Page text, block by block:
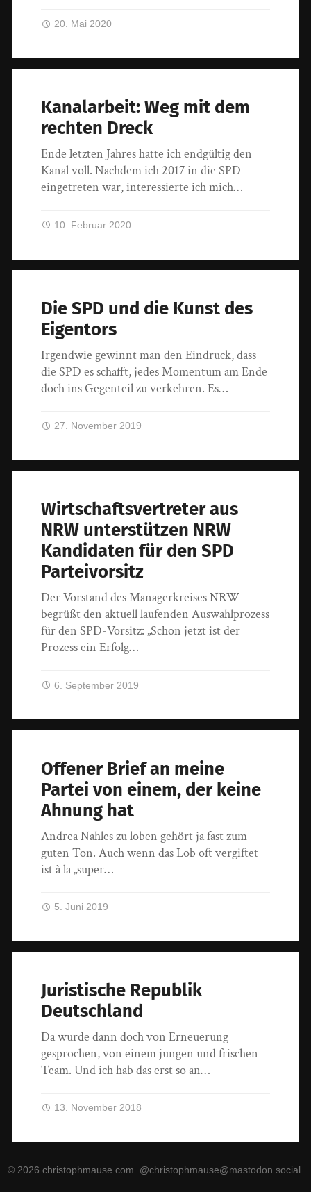
20. Mai 2020
Kanalarbeit: Weg mit dem
rechten Dreck
Ende letzten Jahres hatte ich endgültig den
Kanal voll. Nachdem ich 2017 in die SPD
eingetreten war, interessierte ich mich…
10. Februar 2020
Die SPD und die Kunst des
Eigentors
Irgendwie gewinnt man den Eindruck, dass
die SPD es schafft, jedes Momentum am Ende
doch ins Gegenteil zu verkehren. Es…
27. November 2019
Wirtschaftsvertreter aus
NRW unterstützen NRW
Kandidaten für den SPD
Parteivorsitz
Der Vorstand des Managerkreises NRW
begrüßt den aktuell laufenden Auswahlprozess
für den SPD-Vorsitz: „Schon jetzt ist der
Prozess ein Erfolg…
6. September 2019
Offener Brief an meine
Partei von einem, der keine
Ahnung hat
Andrea Nahles zu loben gehört ja fast zum
guten Ton. Auch wenn das Lob oft vergiftet
ist à la „super…
5. Juni 2019
Juristische Republik
Deutschland
Da wurde dann doch von Erneuerung
gesprochen, von einem jungen und frischen
Team. Und ich hab das erst so an…
13. November 2018
© 2026 christophmause.com @christophmause@mastodon.social